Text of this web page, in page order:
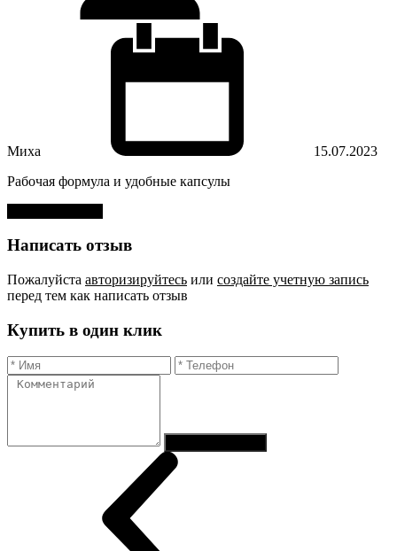
Миха
15.07.2023
Рабочая формула и удобные капсулы
Написать отзыв
Пожалуйста авторизируйтесь или создайте учетную запись
перед тем как написать отзыв
Купить в один клик